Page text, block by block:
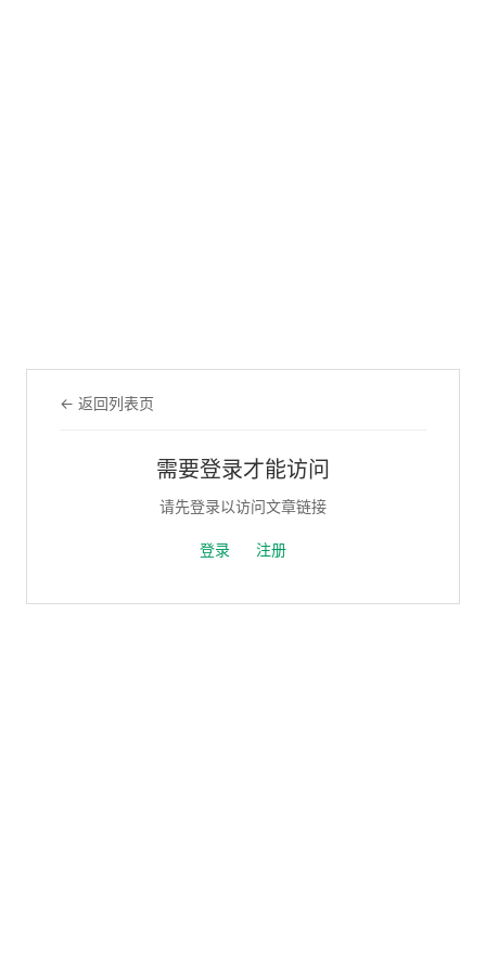
← 返回列表页
需要登录才能访问
请先登录以访问文章链接
登录 注册